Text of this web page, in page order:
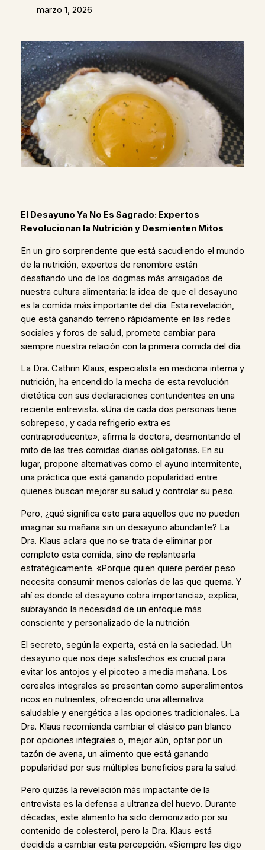
marzo 1, 2026
El Desayuno Ya No Es Sagrado: Expertos
Revolucionan la Nutrición y Desmienten Mitos
En un giro sorprendente que está sacudiendo el mundo
de la nutrición, expertos de renombre están
desafiando uno de los dogmas más arraigados de
nuestra cultura alimentaria: la idea de que el desayuno
es la comida más importante del día. Esta revelación,
que está ganando terreno rápidamente en las redes
sociales y foros de salud, promete cambiar para
siempre nuestra relación con la primera comida del día.
La Dra. Cathrin Klaus, especialista en medicina interna y
nutrición, ha encendido la mecha de esta revolución
dietética con sus declaraciones contundentes en una
reciente entrevista. «Una de cada dos personas tiene
sobrepeso, y cada refrigerio extra es
contraproducente», afirma la doctora, desmontando el
mito de las tres comidas diarias obligatorias. En su
lugar, propone alternativas como el ayuno intermitente,
una práctica que está ganando popularidad entre
quienes buscan mejorar su salud y controlar su peso.
Pero, ¿qué significa esto para aquellos que no pueden
imaginar su mañana sin un desayuno abundante? La
Dra. Klaus aclara que no se trata de eliminar por
completo esta comida, sino de replantearla
estratégicamente. «Porque quien quiere perder peso
necesita consumir menos calorías de las que quema. Y
ahí es donde el desayuno cobra importancia», explica,
subrayando la necesidad de un enfoque más
consciente y personalizado de la nutrición.
El secreto, según la experta, está en la saciedad. Un
desayuno que nos deje satisfechos es crucial para
evitar los antojos y el picoteo a media mañana. Los
cereales integrales se presentan como superalimentos
ricos en nutrientes, ofreciendo una alternativa
saludable y energética a las opciones tradicionales. La
Dra. Klaus recomienda cambiar el clásico pan blanco
por opciones integrales o, mejor aún, optar por un
tazón de avena, un alimento que está ganando
popularidad por sus múltiples beneficios para la salud.
Pero quizás la revelación más impactante de la
entrevista es la defensa a ultranza del huevo. Durante
décadas, este alimento ha sido demonizado por su
contenido de colesterol, pero la Dra. Klaus está
decidida a cambiar esta percepción. «Siempre les digo